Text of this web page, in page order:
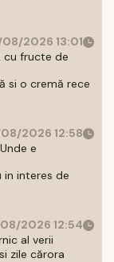
2026 13:01
cu fructe de
si o cremă rece
2026 12:58
e
in interes de
2026 12:54
al verii
zile cărora